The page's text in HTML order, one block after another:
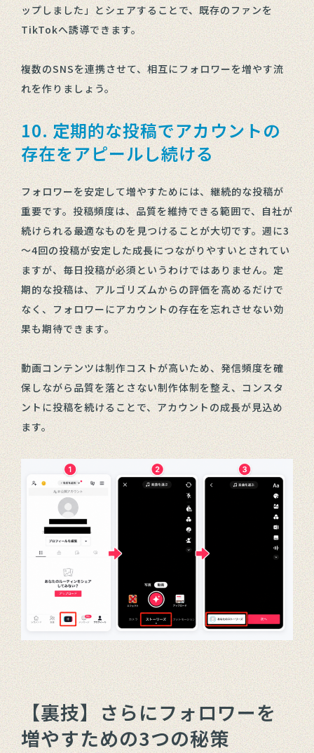
ップしました」とシェアすることで、既存のファンを
TikTokへ誘導できます。
複数のSNSを連携させて、相互にフォロワーを増やす流
れを作りましょう。
10. 定期的な投稿でアカウントの
存在をアピールし続ける
フォロワーを安定して増やすためには、継続的な投稿が
重要です。投稿頻度は、品質を維持できる範囲で、自社が
続けられる最適なものを見つけることが大切です。週に3
～4回の投稿が安定した成長につながりやすいとされてい
ますが、毎日投稿が必須というわけではありません。定
期的な投稿は、アルゴリズムからの評価を高めるだけで
なく、フォロワーにアカウントの存在を忘れさせない効
果も期待できます。
動画コンテンツは制作コストが高いため、発信頻度を確
保しながら品質を落とさない制作体制を整え、コンスタ
ントに投稿を続けることで、アカウントの成長が見込め
ます。
【裏技】さらにフォロワーを
増やすための3つの秘策